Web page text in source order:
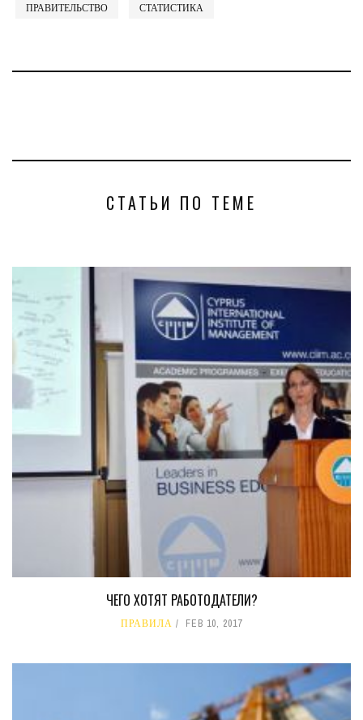
ПРАВИТЕЛЬСТВО СТАТИСТИКА
СТАТЬИ ПО ТЕМЕ
ЧЕГО ХОТЯТ РАБОТОДАТЕЛИ?
ПРАВИЛА FEB 10, 2017